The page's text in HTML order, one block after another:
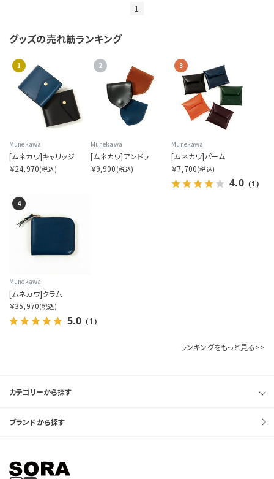
商品ステータスを指定する
表示順を指定する
表示件数を指定する
カラー展開を指定する
1色
全色
1
グッズの売れ筋ランキング
1
Munekawa
[ムネカワ]キャリッジ
￥24,970(税込)
2
Munekawa
[ムネカワ]アンドゥ
￥9,900 (税込)
3
Munekawa
[ムネカワ]パーム
￥7,700(税込)
4.0（1）
4
Munekawa
[ムネカワ]クラム
￥35,970(税込)
5.0 （1）
ランキングをもっと見る>>
カテゴリーから探す
ブランドから探す